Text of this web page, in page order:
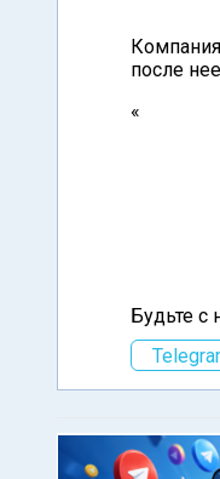
после
«
Будьте с